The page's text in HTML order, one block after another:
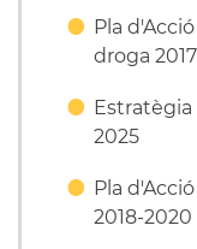
Pla
droga
Estratègia
2025
Pla
2018-2020